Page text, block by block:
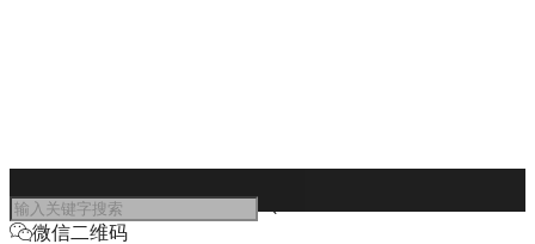
微信二维码